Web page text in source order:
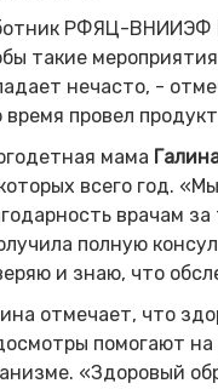
РФЯЦ-ВНИИЭФ
такие
нечасто, -
время провел
мама
всего год.
врачам
полную
и знаю, что
отмечает, что
помогают на
«Здоровый